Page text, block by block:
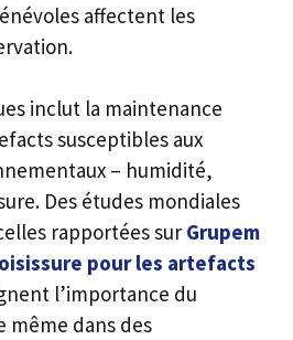
affectent les
inclut la maintenance
susceptibles aux
– humidité,
Des études mondiales
rapportées sur Grupem
pour les artefacts
l’importance du
même dans des